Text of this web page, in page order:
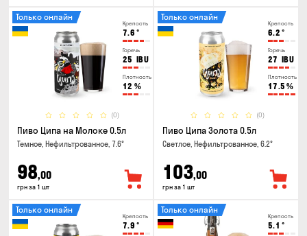
Крепость
7.6 °
Горечь
25 IBU
Плотность
12 %
(0)
Только онлайн
Пиво Ципа на Молоке 0.5л
Темное, Нефильтрованное, 7.6°
98,00
грн за 1 шт
Крепость
6.2 °
Горечь
27 IBU
Плотность
17.5 %
(0)
Только онлайн
Пиво Ципа Золота 0.5л
Светлое, Нефильтрованное, 6.2°
103,00
грн за 1 шт
Крепость
7.9 °
Только онлайн
Крепость
5.1 °
Только онлайн